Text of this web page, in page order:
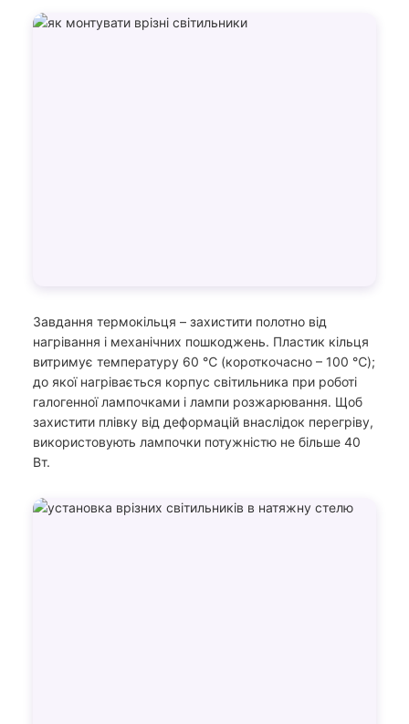
Завдання термокільця – захистити полотно від
нагрівання і механічних пошкоджень. Пластик кільця
витримує температуру 60 ℃ (короткочасно – 100 ℃);
до якої нагрівається корпус світильника при роботі
галогенної лампочками і лампи розжарювання. Щоб
захистити плівку від деформацій внаслідок перегріву,
використовують лампочки потужністю не більше 40
Вт.